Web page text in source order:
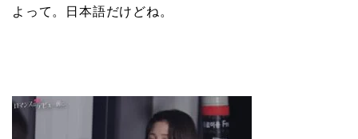
よって。日本語だけどね。